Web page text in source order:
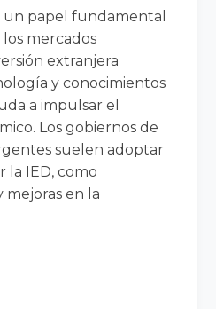
un papel fundamental
mercados
extranjera
y conocimientos
a impulsar el
Los gobiernos de
suelen adoptar
la IED, como
mejoras en la